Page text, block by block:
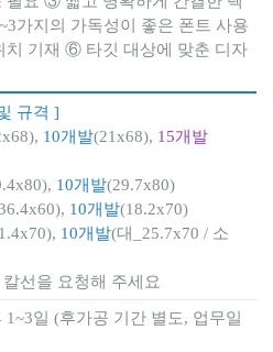
가지의 가독성이 좋은 폰트 사용
기재 ⑥ 타깃 대상에 맞춘 디자
규격 ]
10개발(21x68), 15개발
10개발(29.7x80)
10개발(18.2x70)
10개발(대_25.7x70 / 소
선을 요청해 주세요
1~3일 (후가공 기간 별도, 업무일